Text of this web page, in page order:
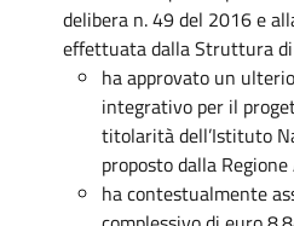
delibera n. 49 del 2016 e
effettuata dalla Struttura
ha approvato un
integrativo per il
titolarità dell’Istituto
proposto dalla Regione
ha contestualmente